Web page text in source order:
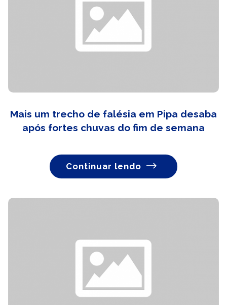
Mais um trecho de falésia em Pipa desaba
após fortes chuvas do fim de semana
Continuar lendo